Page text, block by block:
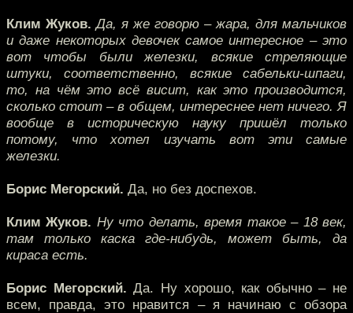
Клим Жуков. Да, я же говорю – жара, для мальчиков
и даже некоторых девочек самое интересное – это
вот чтобы были железки, всякие стреляющие
штуки, соответственно, всякие сабельки-шпаги,
то, на чём это всё висит, как это производится,
сколько стоит – в общем, интереснее нет ничего. Я
вообще в историческую науку пришёл только
потому, что хотел изучать вот эти самые
железки.
Борис Мегорский. Да, но без доспехов.
Клим Жуков. Ну что делать, время такое – 18 век,
там только каска где-нибудь, может быть, да
кираса есть.
Борис Мегорский. Да. Ну хорошо, как обычно – не
всем, правда, это нравится – я начинаю с обзора